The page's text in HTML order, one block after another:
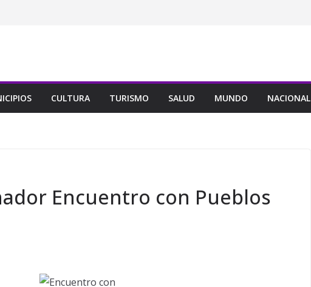
CULTURA TURISMO SALUD MUNDO NACIONAL
Encuentro con Pueblos